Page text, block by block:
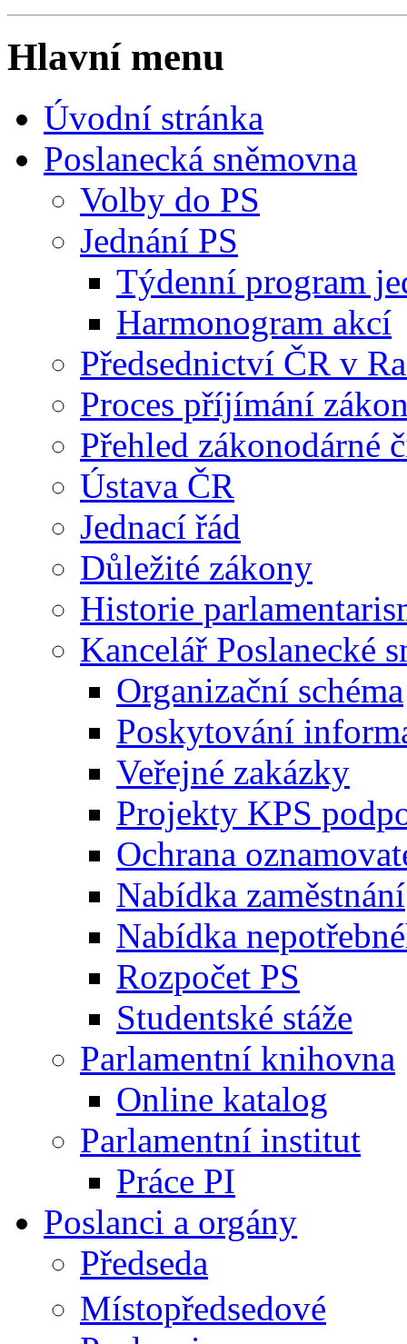
Hlavní menu
Úvodní stránka
Poslanecká sněmovna
Volby do PS
Jednání PS
Týdenní program
Harmonogram akcí
Předsednictví ČR v
Proces příjímání
Přehled zákonodárné
Ústava ČR
Jednací řád
Důležité zákony
Historie
Kancelář Poslanecké
Organizační schéma
Poskytování
Veřejné zakázky
Projekty KPS
Ochrana
Nabídka zaměstnání
Nabídka
Rozpočet PS
Studentské stáže
Parlamentní knihovna
Online katalog
Parlamentní institut
Práce PI
Poslanci a orgány
Předseda
Místopředsedové